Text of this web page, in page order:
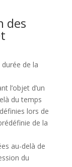
des
de la
l’objet d’un
du temps
lors de
de la
au-delà de
du